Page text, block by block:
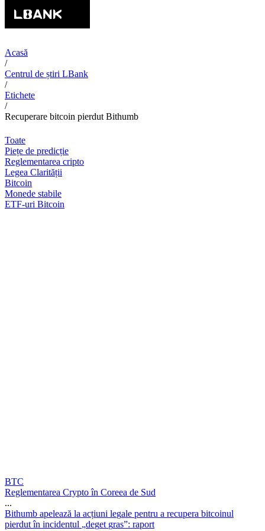
Acasă
/
Centrul de știri LBank
/
Etichete
/
Recuperare bitcoin pierdut Bithumb
Toate
Piețe de predicție
Reglementarea cripto
Legea Clarității
Bitcoin
Monede stabile
ETF-uri Bitcoin
BTC
Reglementarea Crypto în Coreea de Sud
...
Bithumb apelează la acțiuni legale pentru a recupera bitcoinul
pierdut în incidentul „deget gras”: raport